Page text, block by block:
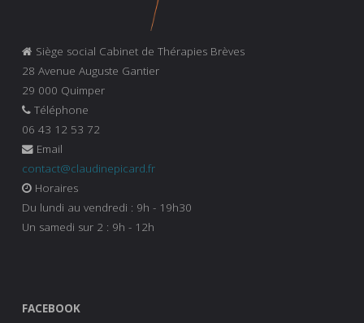
Siège social Cabinet de Thérapies Brèves
28 Avenue Auguste Gantier
29 000 Quimper
Téléphone
06 43 12 53 72
Email
contact@claudinepicard.fr
Horaires
Du lundi au vendredi : 9h - 19h30
Un samedi sur 2 : 9h - 12h
FACEBOOK